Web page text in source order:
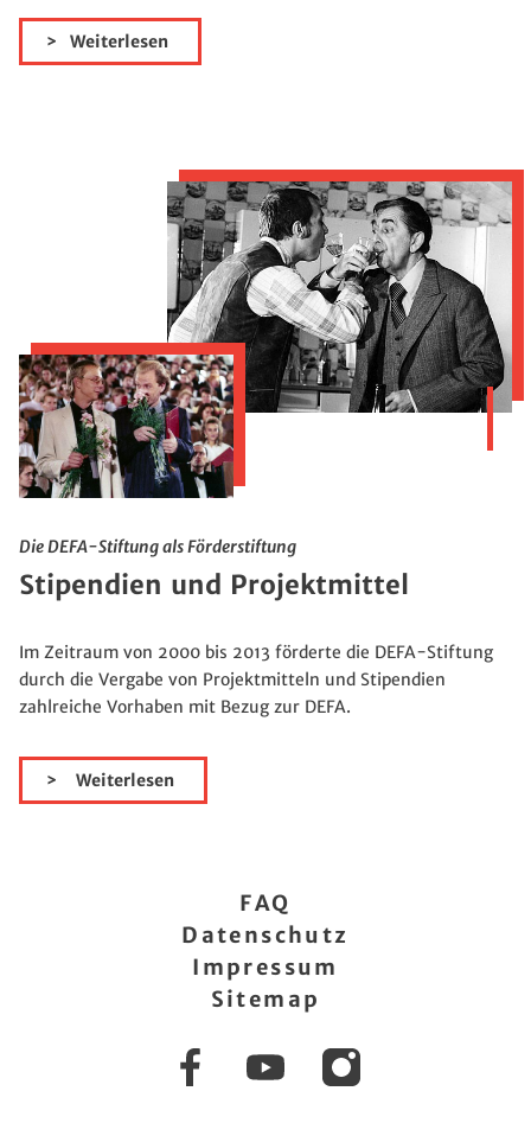
Weiterlesen
Die DEFA-Stiftung als Förderstiftung
Stipendien und Projektmittel
Im Zeitraum von 2000 bis 2013 förderte die DEFA-Stiftung
durch die Vergabe von Projektmitteln und Stipendien
zahlreiche Vorhaben mit Bezug zur DEFA.
Weiterlesen
FacebookYouTubeInstagram
FAQ
Datenschutz
Impressum
Sitemap